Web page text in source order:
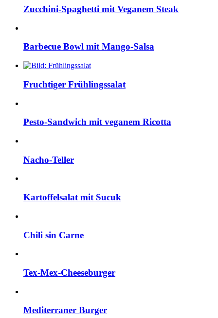
Zucchini-Spaghetti mit Veganem Steak
Barbecue Bowl mit Mango-Salsa
Fruchtiger Frühlingssalat
Pesto-Sandwich mit veganem Ricotta
Nacho-Teller
Kartoffelsalat mit Sucuk
Chili sin Carne
Tex-Mex-Cheeseburger
Mediterraner Burger